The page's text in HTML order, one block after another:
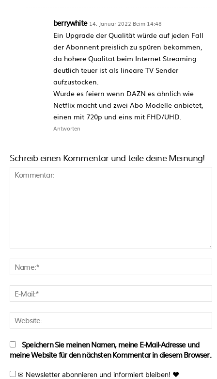
berrywhite 14. Januar 2022 Beim 14:48
Ein Upgrade der Qualität würde auf jeden Fall
der Abonnent preislich zu spüren bekommen,
da höhere Qualität beim Internet Streaming
deutlich teuer ist als lineare TV Sender
aufzustocken.
Würde es feiern wenn DAZN es ähnlich wie
Netflix macht und zwei Abo Modelle anbietet,
einen mit 720p und eins mit FHD/UHD.
Antworten
Schreib einen Kommentar und teile deine Meinung!
Speichern Sie meinen Namen, meine E-Mail-Adresse und
meine Website für den nächsten Kommentar in diesem Browser.
✉ Newsletter abonnieren und informiert bleiben! ♥